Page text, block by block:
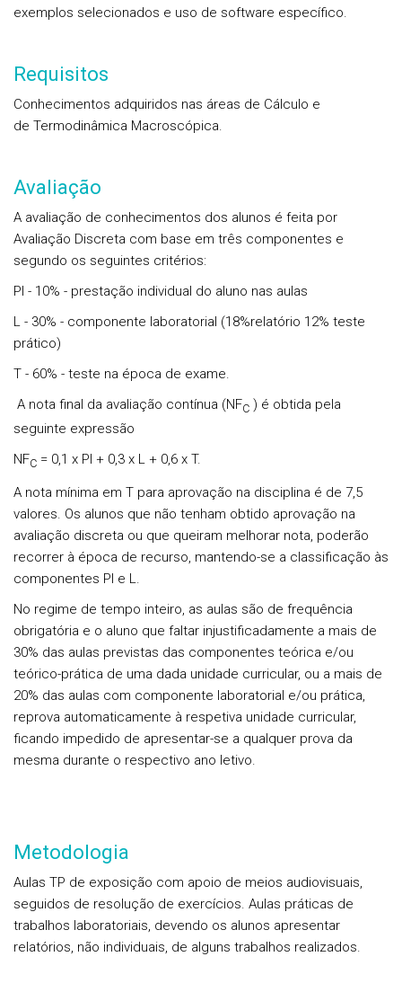
exemplos selecionados e uso de software específico.
Requisitos
Conhecimentos adquiridos nas áreas de Cálculo e
de Termodinâmica Macroscópica.
Avaliação
A avaliação de conhecimentos dos alunos é feita por
Avaliação Discreta com base em três componentes e
segundo os seguintes critérios:
PI - 10% - prestação individual do aluno nas aulas
L - 30% - componente laboratorial (18%relatório 12% teste
prático)
T - 60% - teste na época de exame.
A nota final da avaliação contínua (NFC ) é obtida pela
seguinte expressão
NFC = 0,1 x PI + 0,3 x L + 0,6 x T.
A nota mínima em T para aprovação na disciplina é de 7,5
valores. Os alunos que não tenham obtido aprovação na
avaliação discreta ou que queiram melhorar nota, poderão
recorrer à época de recurso, mantendo-se a classificação às
componentes PI e L.
No regime de tempo inteiro, as aulas são de frequência
obrigatória e o aluno que faltar injustificadamente a mais de
30% das aulas previstas das componentes teórica e/ou
teórico-prática de uma dada unidade curricular, ou a mais de
20% das aulas com componente laboratorial e/ou prática,
reprova automaticamente à respetiva unidade curricular,
ficando impedido de apresentar-se a qualquer prova da
mesma durante o respectivo ano letivo.
Metodologia
Aulas TP de exposição com apoio de meios audiovisuais,
seguidos de resolução de exercícios. Aulas práticas de
trabalhos laboratoriais, devendo os alunos apresentar
relatórios, não individuais, de alguns trabalhos realizados.